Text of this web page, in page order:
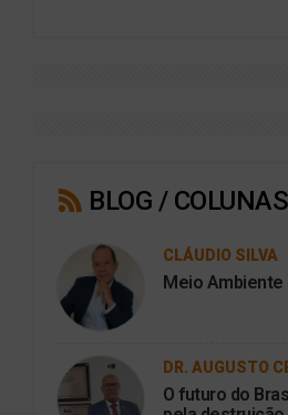
BLOG / COLUNAS
CLÁUDIO SILVA
Meio Ambiente
DR. AUGUSTO
O futuro do